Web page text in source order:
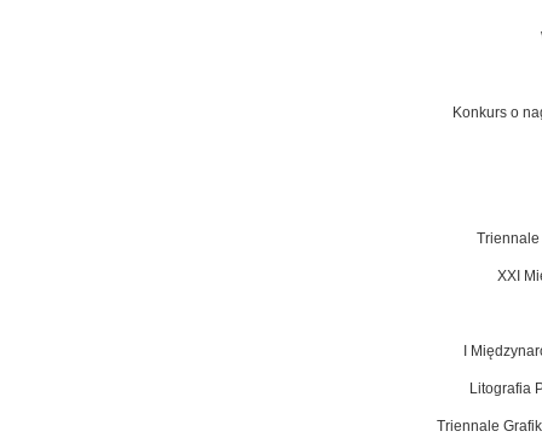
Konkurs o
Triennale
XXI
I
Litografia
Triennale